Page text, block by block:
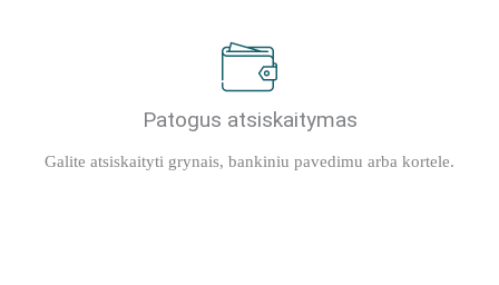
Patogus atsiskaitymas
Galite atsiskaityti grynais, bankiniu pavedimu arba kortele.